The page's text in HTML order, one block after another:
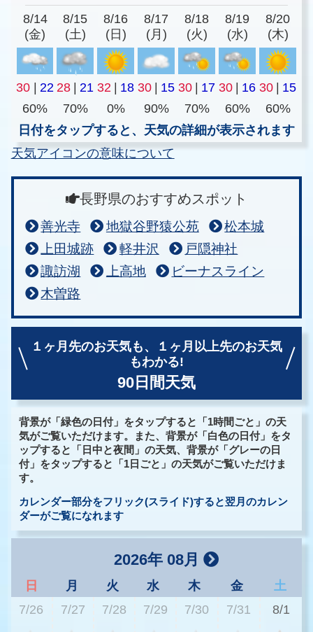
8/14
(金)
8/15
(土)
8/16
(日)
8/17
(月)
8/18
(火)
8/19
(水)
8/20
(木)
30 22 28 21 32 18 30 15 30 17 30 16 30
15
60%
70% 0% 90% 70% 60%
60%
日付をタップすると、天気の詳細が表示されます
天気アイコンの意味について
長野県のおすすめスポット
善光寺 地獄谷野猿公苑
松本城
上田城跡
軽井沢
戸隠神社
諏訪湖
上高地
ビーナスライン
木曽路
１ヶ月先のお天気も、
１ヶ月以上先のお天気
もわかる!
90日間天気
背景が「緑色の日付」をタップすると「1時間ごと」の天
気がご覧いただけます。また、背景が「白色の日付」をタ
ップすると「日中と夜間」の天気、背景が「グレーの日
付」をタップすると「1日ごと」の天気がご覧いただけま
す。
カレンダー部分をフリック(スライド)すると翌月のカレン
ダーがご覧になれます
2026年 08月
日 月 火 水 木 金
土
7/26
7/27 7/28 7/29 7/30 7/31 8/1